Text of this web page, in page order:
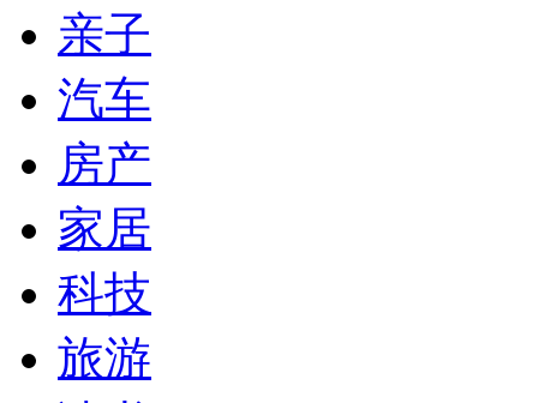
亲子
汽车
房产
家居
科技
旅游